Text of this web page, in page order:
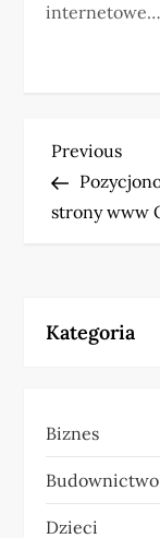
internetowe…
N
a
g
c
j
Previous
Post
Previous
strony www
Kategoria
Biznes
Budownictwo
Dzieci